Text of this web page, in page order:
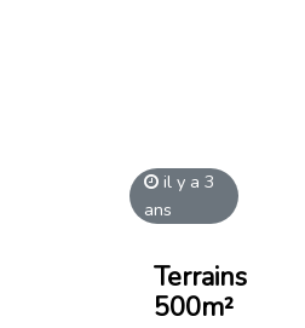
il y a 3
ans
Terrains
500m²